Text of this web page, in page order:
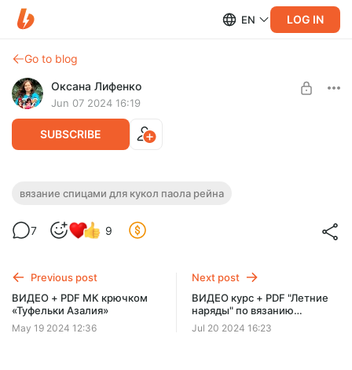
EN LOG IN
Go to blog
Оксана Лифенко
Jun 07 2024 16:19
SUBSCRIBE
PDF мастер-класс спицами «Гортензия»
Подробное описание каждого ряда, фото, схемы! Сарафан,
вязание спицами для кукол паола рейна
7 9
Previous post
ВИДЕО + PDF МК крючком
«Туфельки Азалия»
May 19 2024 12:36
Next post
ВИДЕО курс + PDF "Летние
наряды" по вязанию
крючком для кукол Little Mia
23 см и не только
Jul 20 2024 16:23